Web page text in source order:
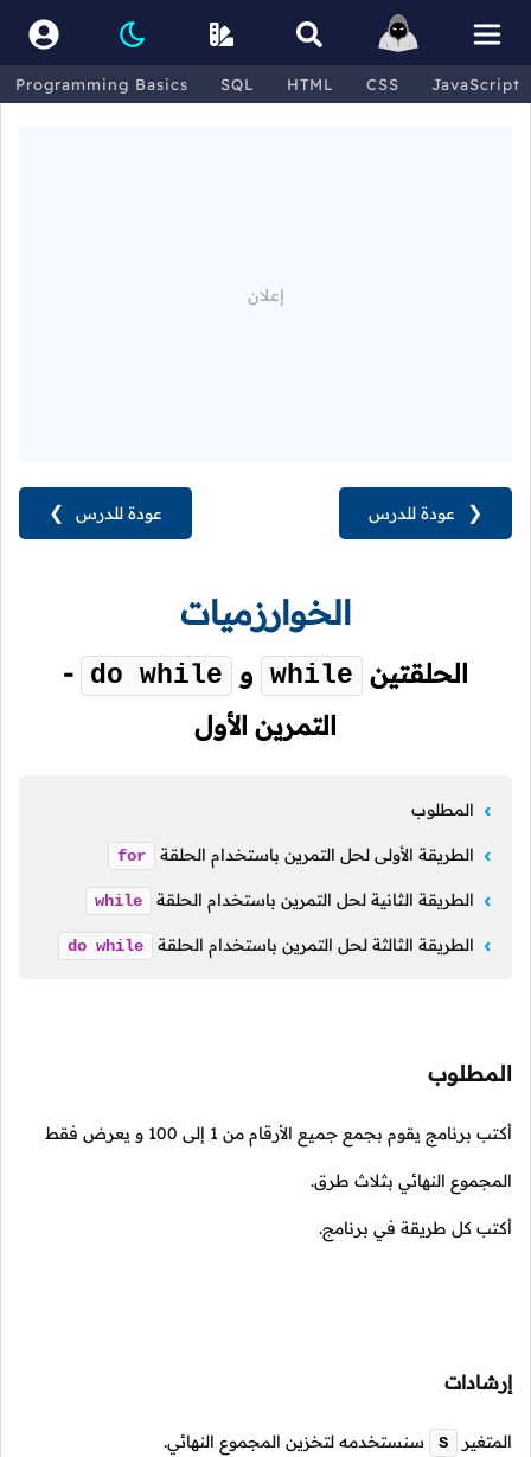
Programming Basics SQL HTML CSS JavaScript
عودة للدرس ❯ ❮ عودة للدرس
الخوارزميات
الحلقتين while و do while
-
التمرين الأول
المطلوب
الطريقة الأولى لحل التمرين باستخدام الحلقة for
الطريقة الثانية لحل التمرين باستخدام الحلقة while
الطريقة الثالثة لحل التمرين باستخدام الحلقة do while
المطلوب
أكتب برنامج يقوم بجمع جميع الأرقام من 1 إلى 100 و يعرض فقط
المجموع النهائي بثلاث طرق.
أكتب كل طريقة في برنامج.
إرشادات
المتغير S سنستخدمه لتخزين المجموع النهائي.